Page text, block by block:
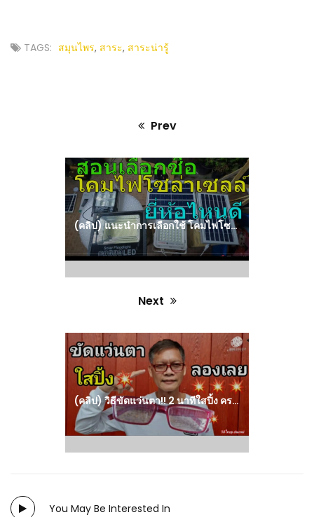
TAGS: สมุนไพร, สาระ, สาระน่ารู้
Prev
Previous
post:
(คลิป) แนะนำการเลือกใช้ โคมไฟโซล่าเซลล์ ไฟโซล่าเซลล์ ยี่ห้อไหนดี : วีดีโอ เกษตร
Next
Next
(คลิป) วิธีขัดแว่นตา!! 2 นาทีใสปิ้ง คราบสกปรก รอยขีดข่วนหายเกลี้ยง : วีดีโอ เกษตร
You May Be Interested In